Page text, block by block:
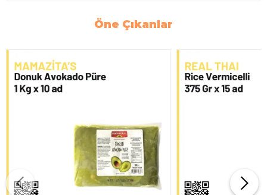
Öne Çıkanlar